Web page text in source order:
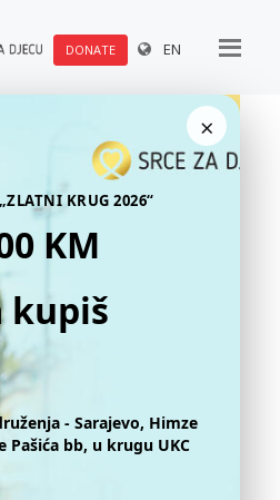
DONATE EN
×
KRUG 2026“
KM
kupiš
- Sarajevo, Himze
Pašića bb, u krugu UKC